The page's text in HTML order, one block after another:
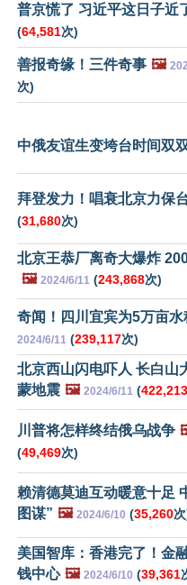
普京慌了 习近平这日子近
(64,581次)
善报奇缘！三件奇事 🖼️
次)
中俄友谊生变垮台时间双
拜登发力！唱衰北京力保
(31,680次)
北京王恭厂离奇大爆炸
🖼️ 2024/6/11 (243,868次)
奇闻！四川宜宾为5万亩
2024/6/11 (239,117次)
北京西山闪电吓人 长白山
蒙地震 🖼️ 2024/6/11 (422,213
川普将怎样终结俄乌战争
(49,469次)
赖清德莫迪互动暖意十足
图谋” 🖼️ 2024/6/10 (35,260
美国智库：香港完了！金
钱中心 🖼️ 2024/6/10 (39,361